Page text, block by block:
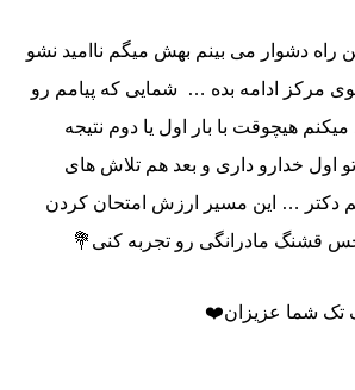
راه دشوار می بینم بهش میگم ناامید نشو
مرکز ادامه بده … شمایی که پیامم رو
هیچوقت با بار اول یا دوم نتیجه
تو اول خدارو داری و بعد هم تلاش های
دکتر … این مسیر ارزش امتحان کردن
حس قشنگ مادرانگی رو تجربه کنی💐
تک شما عزیزان❤️